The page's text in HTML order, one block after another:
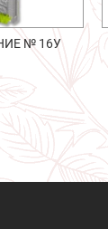
№ 16У